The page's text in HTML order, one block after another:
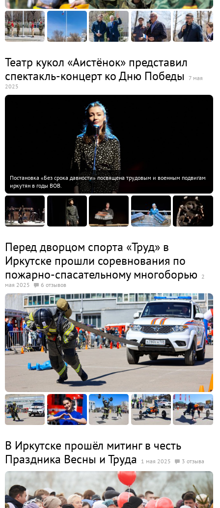
Театр кукол «Аистёнок» представил
спектакль-концерт ко Дню Победы
7 мая
2025
Постановка «Без срока давности» посвящена трудовым и военным подвигам
иркутян в годы ВОВ.
Перед дворцом спорта «Труд» в
Иркутске прошли соревнования по
пожарно-спасательному многоборью
2
мая 2025
6 отзывов
В Иркутске прошёл митинг в честь
Праздника Весны и Труда
1 мая 2025 3 отзыва